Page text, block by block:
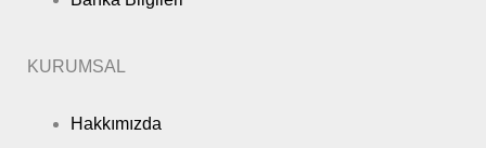
KURUMSAL
Hakkımızda